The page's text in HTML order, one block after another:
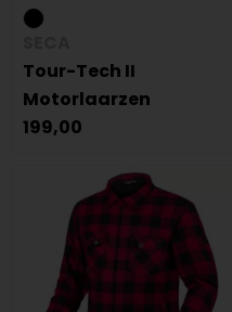
Tour-Tech II
Motorlaarzen
199,00